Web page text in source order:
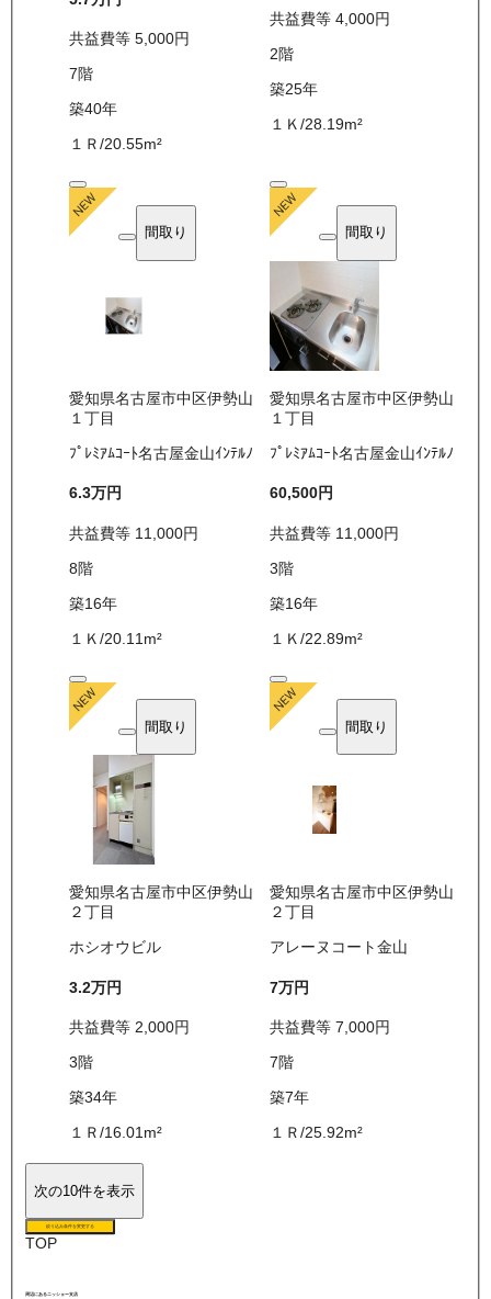
共益費等 5,000円
7階
築40年
１Ｒ/20.55m²
共益費等4,000円
2階
築25年
１Ｋ/28.19m²
間取り
愛知県名古屋市中区伊勢山
１丁目
ﾌﾟﾚﾐｱﾑｺｰﾄ名古屋金山ｲﾝﾃﾙﾉ
6.3万円
共益費等 11,000円
8階
築16年
１Ｋ /20.11 m²
間取り
愛知県名古屋市中区伊勢山
１丁目
ﾌﾟﾚﾐｱﾑｺｰﾄ名古屋金山ｲﾝﾃﾙﾉ
60,500円
共益費等 11,000円
3階
築16年
１Ｋ/22.89m²
間取り
愛知県名古屋市中区伊勢山
２丁目
ホシオウビル
3.2万円
共益費等 2,000円
3階
築34年
１Ｒ/16.01m²
間取り
愛知県名古屋市中区伊勢山
２丁目
アレーヌコート金山
7万円
共益費等7,000円
7階
築7年
１Ｒ/25.92m²
次の10件を表示
絞り込み条件を変更する
TOP
周辺にあるニッショー支店